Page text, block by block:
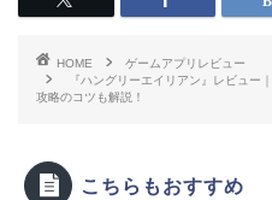
HOME
ゲームアプリレビュー
『ハングリーエイリアン』レビュー
攻略のコツも解説！
こちらもおすすめ